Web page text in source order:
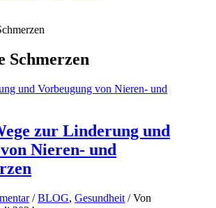
Schmerzen
zur Linderung und
Nieren- und
/BLOG, Gesundheit / Von